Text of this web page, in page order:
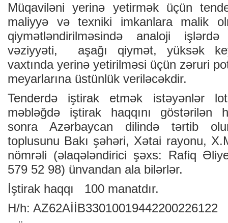
Müqaviləni yerinə yetirmək üçün
maliyyə və texniki imkanlara malik
qiymətləndirilməsində analoji
vəziyyəti, aşağı qiymət, yüksək
vaxtında yerinə yetirilməsi üçün zəruri
meyarlarına üstünlük veriləcəkdir.
Tenderdə iştirak etmək istəyənlər
məbləğdə iştirak haqqını göstərilən
sonra Azərbaycan dilində tərtib
toplusunu Bakı şəhəri, Xətai rayonu,
nömrəli (əlaqələndirici şəxs: Rafiq
579 52 98) ünvandan ala bilərlər.
İştirak haqqı 100 manatdır.
H/h: AZ62AİİB33010019442200226122